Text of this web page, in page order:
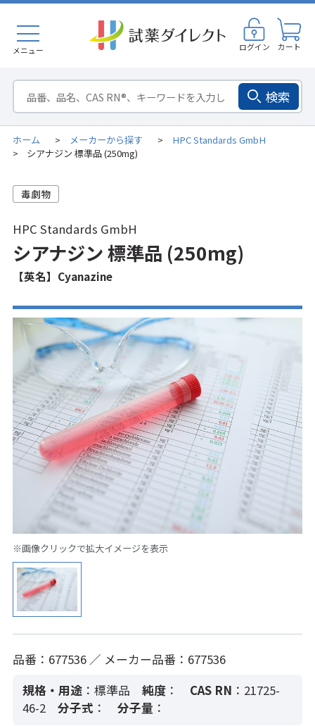
メニュー ログイン カート
検索
ホーム > メーカーから探す > HPC Standards GmbH
> シアナジン 標準品 (250mg)
HPC Standards GmbH
シアナジン 標準品 (250mg)
【英名】Cyanazine
※画像クリックで拡大イメージを表示
品番：677536 ／ メーカー品番：677536
規格・用途 ：標準品 純度： CAS RN ：21725-
46-2
分子式 ： 分子量 ：